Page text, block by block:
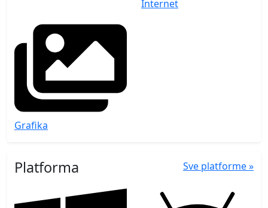
Internet
Grafika
Sve platforme »
Platforma